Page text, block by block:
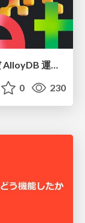
メルカリのグローバルアプリで挑んだ AlloyDB 運用と課題解決の実践記
0 230